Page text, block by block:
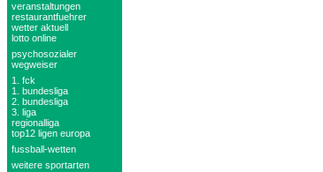
veranstaltungen
restaurantfuehrer
wetter aktuell
lotto online
psychosozialer
wegweiser
1. fck
1. bundesliga
2. bundesliga
3. liga
regionalliga
top12 ligen europa
fussball-wetten
weitere sportarten